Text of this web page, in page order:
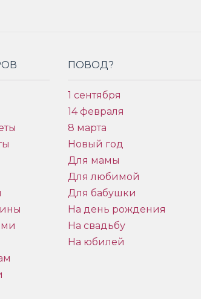
ПОВОД?
1 сентября
14 февраля
8 марта
Новый год
Для мамы
Для любимой
Для бабушки
На день рождения
На свадьбу
На юбилей